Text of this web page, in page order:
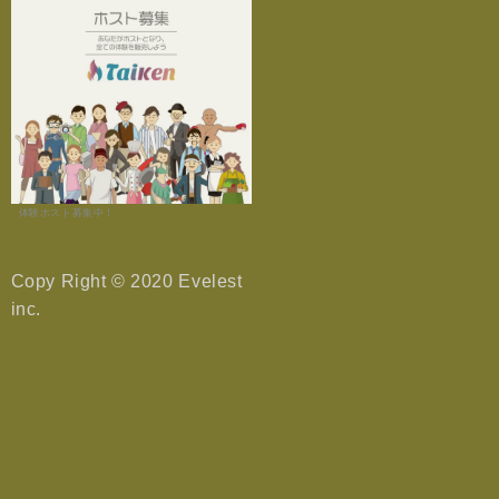
体験ホスト募集中！
Copy Right © 2020 Evelest
inc.